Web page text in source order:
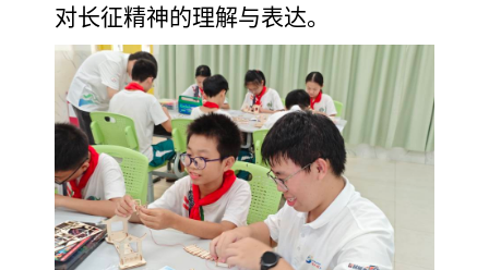
对长征精神的理解与表达。